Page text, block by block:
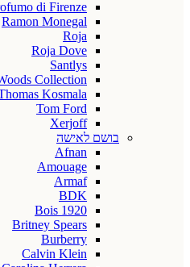
di Firenze
Ramon Monegal
Roja
Roja Dove
Santlys
Collection
Kosmala
Tom Ford
Xerjoff
בושם לאישה
Afnan
Amouage
Armaf
BDK
Bois 1920
Britney Spears
Burberry
Calvin Klein